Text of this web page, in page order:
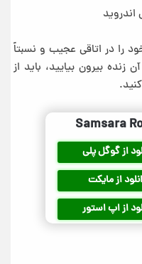
را در اتاقی عجیب و نسبتاً
زنده بیرون بیایید، باید از
Samsara
از گوگل پلی
از مایکت
از اپ استور